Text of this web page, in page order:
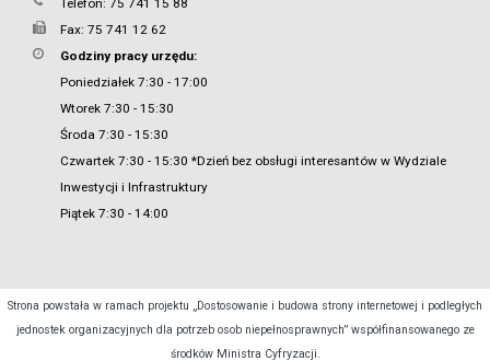
Telefon: 75 741 15 88
Fax: 75 741 12 62
Godziny pracy urzędu:
Poniedziałek 7:30 - 17:00
Wtorek 7:30 - 15:30
Środa 7:30 - 15:30
Czwartek 7:30 - 15:30 *Dzień bez obsługi interesantów w Wydziale
Inwestycji i Infrastruktury
Piątek 7:30 - 14:00
Strona powstała w ramach projektu „Dostosowanie i budowa strony internetowej i podległych
jednostek organizacyjnych dla potrzeb osob niepełnosprawnych” współfinansowanego ze
środków Ministra Cyfryzacji.